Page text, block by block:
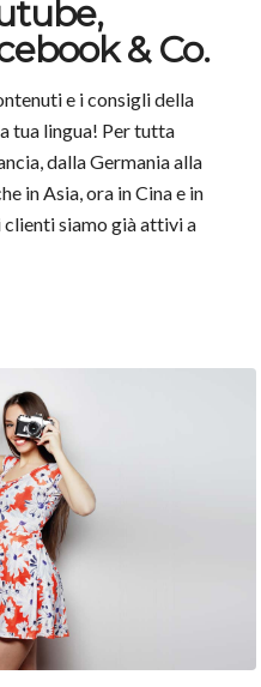
& Co.
e i consigli della
tua lingua! Per tutta
dalla Germania alla
in Asia, ora in Cina e in
siamo già attivi a